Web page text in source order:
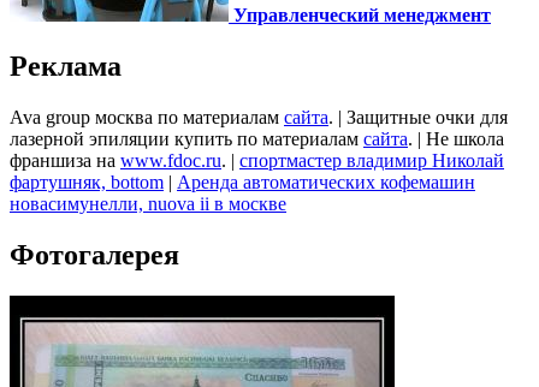
Управленческий менеджмент
Реклама
Ava group москва по материалам сайта. | Защитные очки для
лазерной эпиляции купить по материалам сайта. | Не школа
франшиза на www.fdoc.ru. | спортмастер владимир Николай
фартушняк, bottom | Аренда автоматических кофемашин
новасимунелли, nuova ii в москве
Фотогалерея